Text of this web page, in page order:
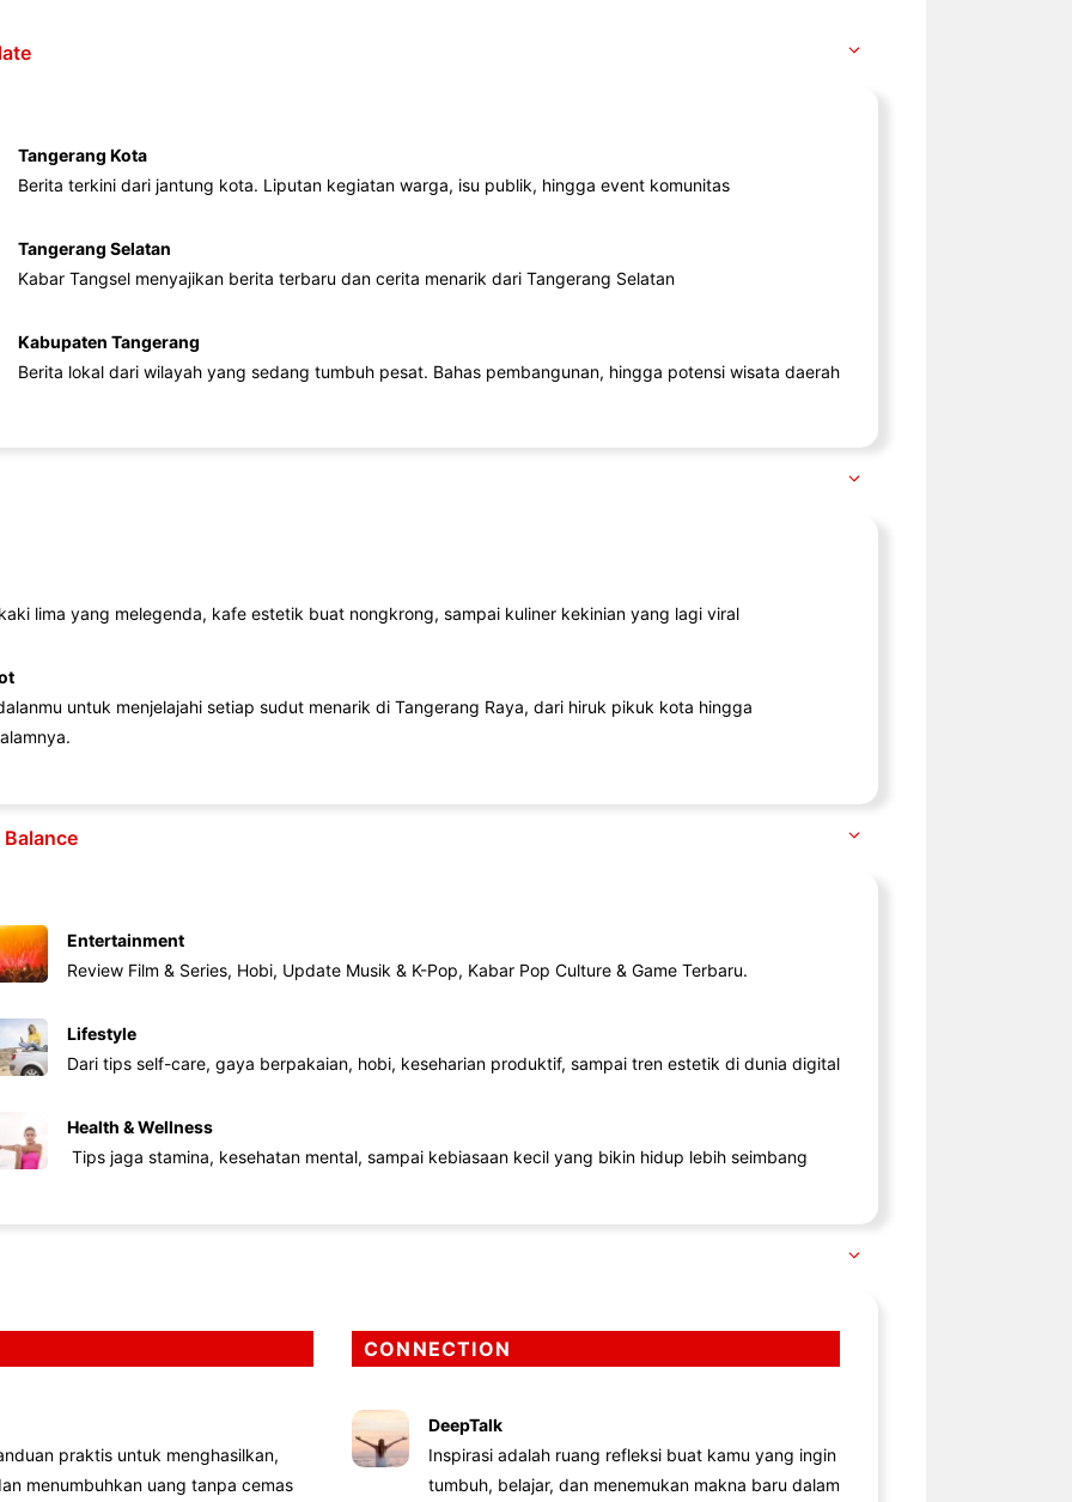
Tangerang Kota
Berita terkini dari jantung kota. Liputan kegiatan warga, isu publik, hingga event komunitas
Tangerang Selatan
Kabar Tangsel menyajikan berita terbaru dan cerita menarik dari Tangerang Selatan
Kabupaten Tangerang
Berita lokal dari wilayah yang sedang tumbuh pesat. Bahas pembangunan, hingga potensi wisata daerah
lima yang melegenda, kafe estetik buat nongkrong, sampai kuliner kekinian yang lagi viral
untuk menjelajahi setiap sudut menarik di Tangerang Raya, dari hiruk pikuk kota hingga
Balance
Entertainment
Review Film & Series, Hobi, Update Musik & K-Pop, Kabar Pop Culture & Game Terbaru.
Lifestyle
Dari tips self-care, gaya berpakaian, hobi, keseharian produktif, sampai tren estetik di dunia digital
Health & Wellness
Tips jaga stamina, kesehatan mental, sampai kebiasaan kecil yang bikin hidup lebih seimbang
praktis untuk menghasilkan,
menumbuhkan uang tanpa cemas
CONNECTION
DeepTalk
Inspirasi adalah ruang refleksi buat kamu yang ingin
tumbuh, belajar, dan menemukan makna baru dalam